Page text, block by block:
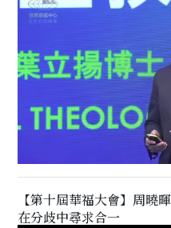
【第十屆華福大會】周曉
在分歧中尋求合一